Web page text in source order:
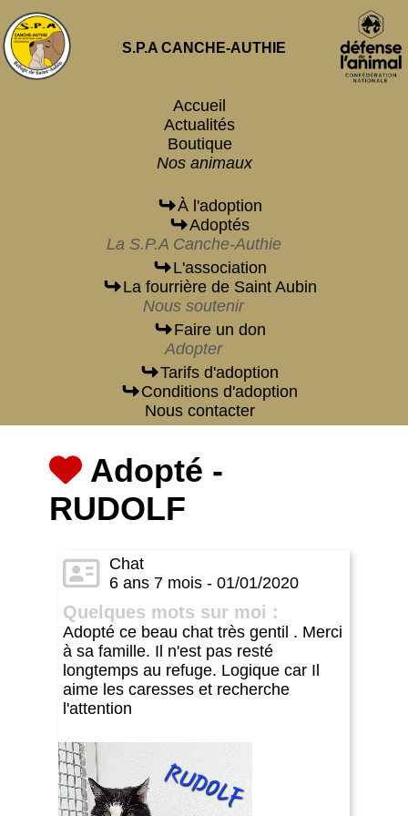
S.P.A CANCHE-AUTHIE
Accueil
Actualités
Boutique
Nos animaux
À l'adoption
Adoptés
La S.P.A Canche-Authie
L'association
La fourrière de Saint Aubin
Nous soutenir
Faire un don
Adopter
Tarifs d'adoption
Conditions d'adoption
Nous contacter
Adopté -
RUDOLF
Chat
6 ans 7 mois - 01/01/2020
Quelques mots sur moi :
Adopté ce beau chat très gentil . Merci
à sa famille. Il n'est pas resté
longtemps au refuge. Logique car Il
aime les caresses et recherche
l'attention